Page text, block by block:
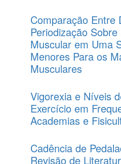
Comparação Entre
Periodização
Muscular em Uma
Menores Para os
Musculares
Vigorexia e Níveis
Exercício em
Academias e
Cadência de
Revisão de